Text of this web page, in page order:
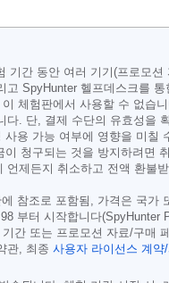
간 동안 여러 기기(프로모
SpyHunter 헬프데스크를
체험판에서 사용할 수 없
. 단, 결제 수단의 유효성을
용 가능 여부에 영향을 미
청구되는 것을 방지하려면
제든지 취소하고 전액 환불
참조로 포함됨, 가격은 국
부터 시작합니다(SpyHunter
간 또는 프로모션 자료/구매
관, 최종 사용자 라이선스 계약